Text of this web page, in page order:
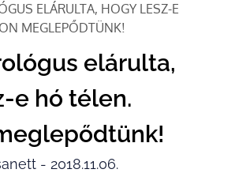
ELÁRULTA, HOGY LESZ-E
MEGLEPŐDTÜNK!
elárulta,
e hó télen.
- 2018.11.06.